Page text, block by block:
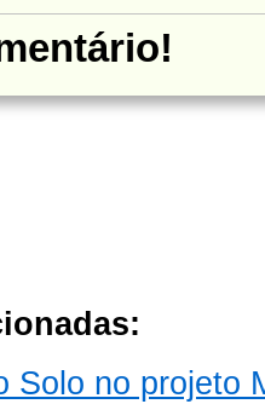
Solo no projeto